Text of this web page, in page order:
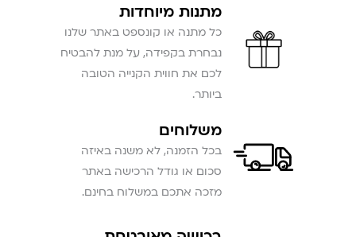
מתנות מיוחדות
כל מתנה או קונספט באתר שלנו
נבחרת בקפידה, על מנת להבטיח
לכם את חווית הקנייה הטובה
ביותר.
משלוחים
בכל הזמנה, לא משנה באיזה
סכום או גודל הרכישה באתר
מזכה אתכם במשלוח בחינם.